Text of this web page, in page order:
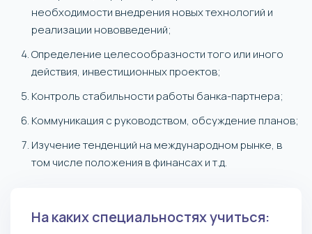
необходимости внедрения новых технологий и
реализации нововведений;
Определение целесообразности того или иного
действия, инвестиционных проектов;
Контроль стабильности работы банка-партнера;
Коммуникация с руководством, обсуждение планов;
Изучение тенденций на международном рынке, в
том числе положения в финансах и т.д.
На каких специальностях учиться: